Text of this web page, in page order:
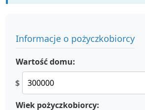
Informacje o pożyczkobiorcy
Wartość domu:
$
Wiek pożyczkobiorcy: